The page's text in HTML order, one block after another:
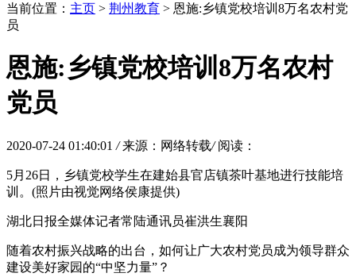
当前位置： 主页 > 荆州教育 > 恩施:乡镇党校培训8万名农村党
员
恩施:乡镇党校培训8万名农村
党员
2020-07-24 01:40:01 / 来源：网络转载/ 阅读：
5月26日，乡镇党校学生在建始县官店镇茶叶基地进行技能培
训。(照片由视觉网络侯康提供)
湖北日报全媒体记者常陆通讯员崔洪生襄阳
随着农村振兴战略的出台，如何让广大农村党员成为领导群众
建设美好家园的“中坚力量”？